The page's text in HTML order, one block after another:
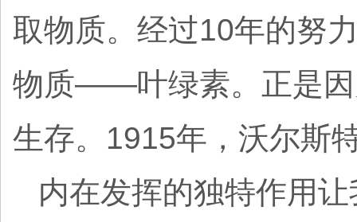
取物质。经过10年的努
物质——叶绿素。正是因
生存。1915年，沃尔斯
内在发挥的独特作用